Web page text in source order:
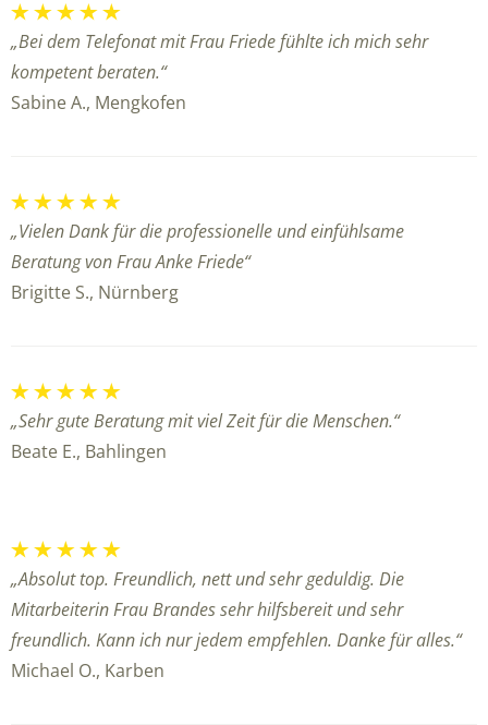
„Bei dem Telefonat mit Frau Friede fühlte ich mich sehr
kompetent beraten.“
Sabine A., Mengkofen
„Vielen Dank für die professionelle und einfühlsame
Beratung von Frau Anke Friede“
Brigitte S., Nürnberg
„Sehr gute Beratung mit viel Zeit für die Menschen.“
Beate E., Bahlingen
„Absolut top. Freundlich, nett und sehr geduldig. Die
Mitarbeiterin Frau Brandes sehr hilfsbereit und sehr
freundlich. Kann ich nur jedem empfehlen. Danke für alles.“
Michael O., Karben